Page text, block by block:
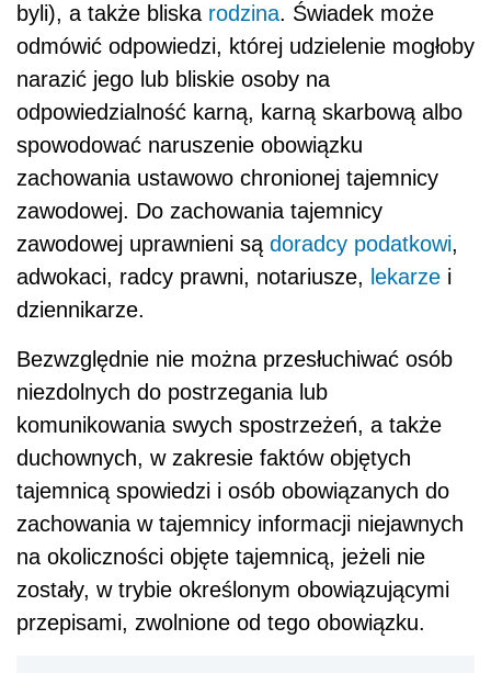
byli), a także bliska rodzina. Świadek może
odmówić odpowiedzi, której udzielenie mogłoby
narazić jego lub bliskie osoby na
odpowiedzialność karną, karną skarbową albo
spowodować naruszenie obowiązku
zachowania ustawowo chronionej tajemnicy
zawodowej. Do zachowania tajemnicy
zawodowej uprawnieni są doradcy podatkowi,
adwokaci, radcy prawni, notariusze, lekarze i
dziennikarze.
Bezwzględnie nie można przesłuchiwać osób
niezdolnych do postrzegania lub
komunikowania swych spostrzeżeń, a także
duchownych, w zakresie faktów objętych
tajemnicą spowiedzi i osób obowiązanych do
zachowania w tajemnicy informacji niejawnych
na okoliczności objęte tajemnicą, jeżeli nie
zostały, w trybie określonym obowiązującymi
przepisami, zwolnione od tego obowiązku.